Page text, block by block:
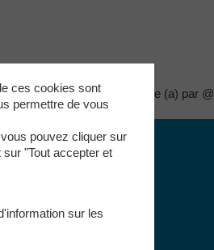
(remplacer le (a) par @
ces cookies sont
permettre de vous
pouvez cliquer sur
"Tout accepter et
sur les